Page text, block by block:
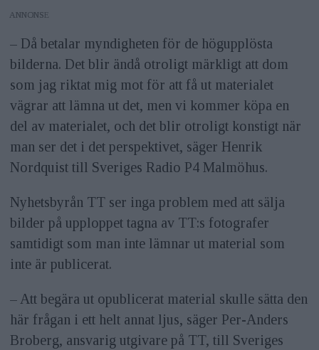
ANNONS
– Då betalar myndigheten för de högupplösta
bilderna. Det blir ändå otroligt märkligt att dom
som jag riktat mig mot för att få ut materialet
vägrar att lämna ut det, men vi kommer köpa en
del av materialet, och det blir otroligt konstigt när
man ser det i det perspektivet, säger Henrik
Nordquist till Sveriges Radio P4 Malmöhus.
Nyhetsbyrån TT ser inga problem med att sälja
bilder på upploppet tagna av TT:s fotografer
samtidigt som man inte lämnar ut material som
inte är publicerat.
– Att begära ut opublicerat material skulle sätta den
här frågan i ett helt annat ljus, säger Per-Anders
Broberg, ansvarig utgivare på TT, till Sveriges